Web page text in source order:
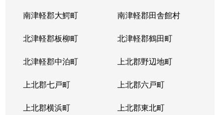
南津軽郡大鰐町 南津軽郡田舎館村
北津軽郡板柳町 北津軽郡鶴田町
北津軽郡中泊町 上北郡野辺地町
上北郡七戸町 上北郡六戸町
上北郡横浜町 上北郡東北町